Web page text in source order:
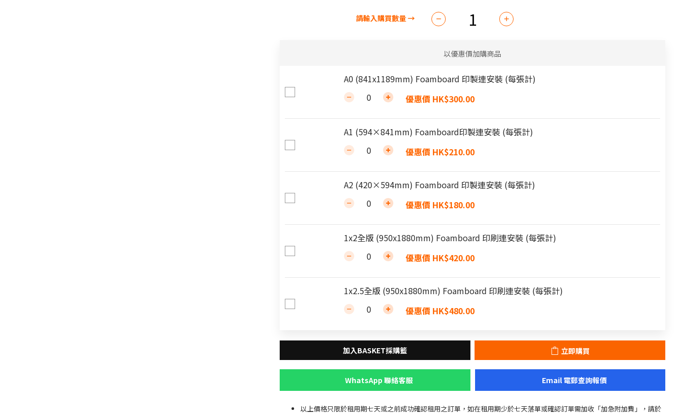
以優惠價加購商品
A0 (841x1189mm) Foamboard 印製連安裝 (每張計)
優惠價 HK$300.00
A1 (594×841mm) Foamboard印製連安裝 (每張計)
優惠價 HK$210.00
A2 (420×594mm) Foamboard 印製連安裝 (每張計)
優惠價 HK$180.00
1x2全版 (950x1880mm) Foamboard 印刷連安裝 (每張計)
優惠價 HK$420.00
1x2.5全版 (950x1880mm) Foamboard 印刷連安裝 (每張計)
優惠價 HK$480.00
立即購買
WhatsApp 聯絡客服 Email 電郵查詢報價
以上價格只限於租用期七天或之前成功確認租用之訂單，如在租用期少於七天落單或確認訂單需加收「加急附加費」，請於